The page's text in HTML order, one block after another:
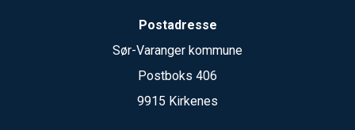
Postadresse
Sør-Varanger kommune
Postboks 406
9915 Kirkenes